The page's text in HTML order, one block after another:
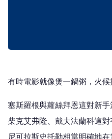
有時電影就像煲一鍋粥，火候
塞斯羅根與蘿絲拜恩這對新
柴克艾弗隆、戴夫法蘭科這
尼可拉斯史托勒相當明確地